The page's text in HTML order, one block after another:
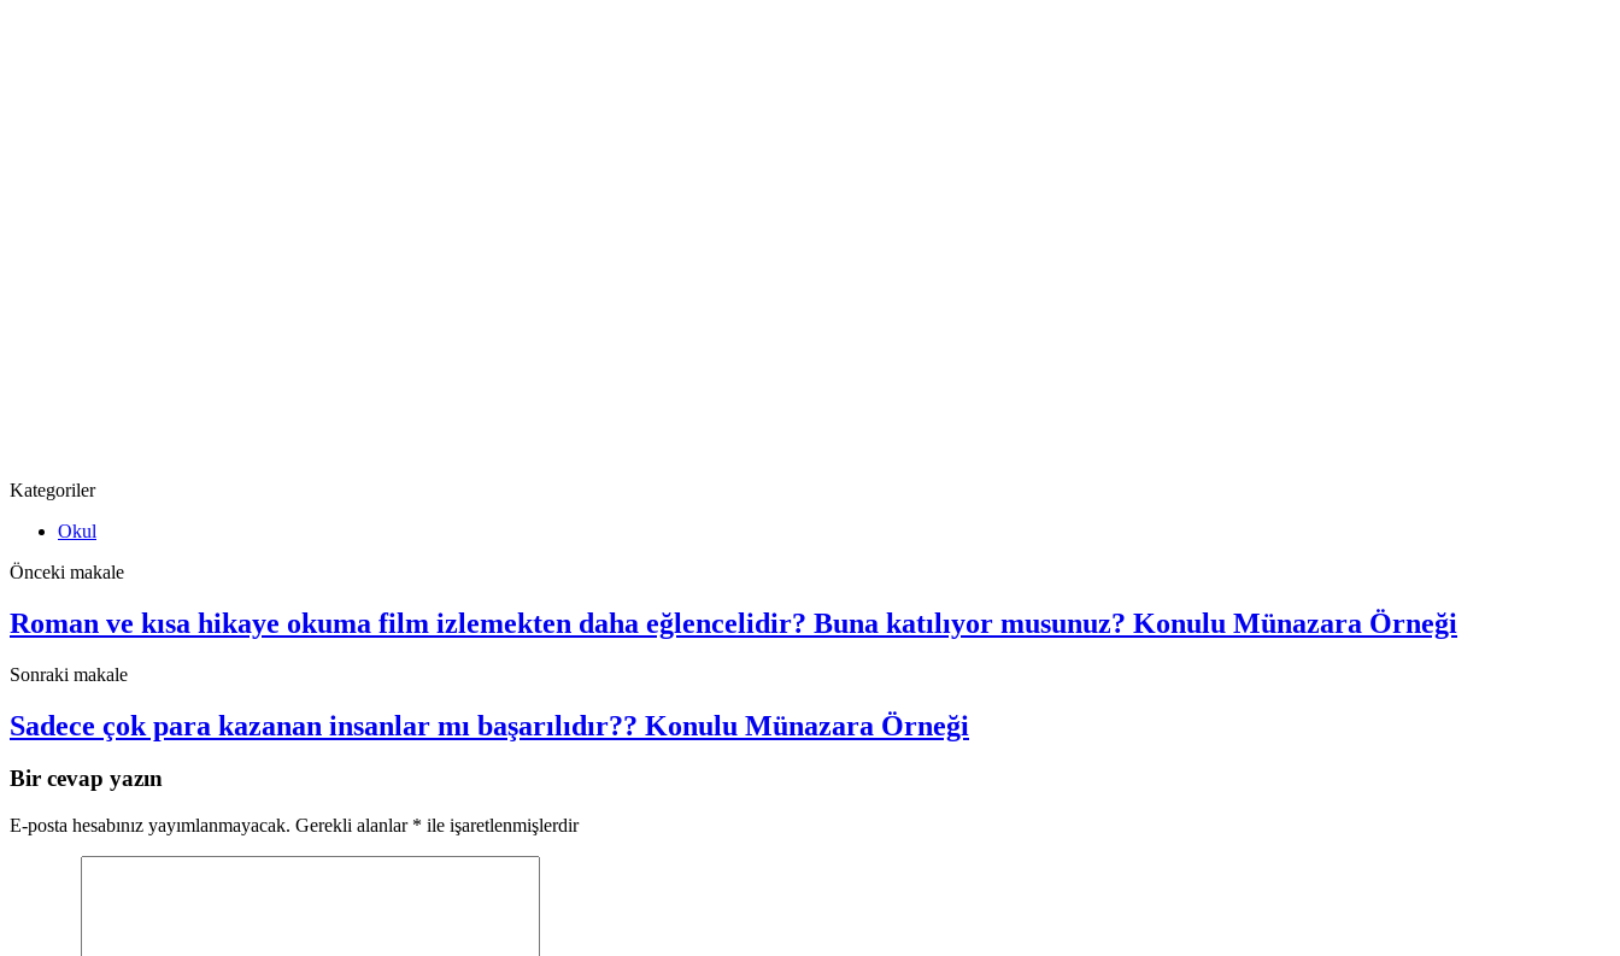
Kategoriler
Okul
Önceki makale
Roman ve kısa hikaye okuma film izlemekten daha eğlencelidir? Buna katılıyor musunuz? Konulu Münazara Örneği
Sonraki makale
Sadece çok para kazanan insanlar mı başarılıdır?? Konulu Münazara Örneği
Bir cevap yazın
E-posta hesabınız yayımlanmayacak. Gerekli alanlar * ile işaretlenmişlerdir